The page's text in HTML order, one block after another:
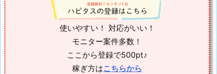
使いやすい！ 対応がいい！
モニター案件多数！
ここから登録で500pt♪
稼ぎ方はこちらから